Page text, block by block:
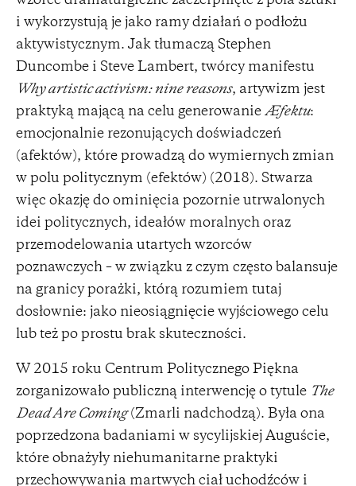
i wykorzystują je jako ramy działań o podłożu
aktywistycznym. Jak tłumaczą Stephen
Duncombe i Steve Lambert, twórcy manifestu
Why artistic activism: nine reasons, artywizm jest
praktyką mającą na celu generowanie Æfektu:
emocjonalnie rezonujących doświadczeń
(afektów), które prowadzą do wymiernych zmian
w polu politycznym (efektów) (2018). Stwarza
więc okazję do ominięcia pozornie utrwalonych
idei politycznych, ideałów moralnych oraz
przemodelowania utartych wzorców
poznawczych – w związku z czym często balansuje
na granicy porażki, którą rozumiem tutaj
dosłownie: jako nieosiągnięcie wyjściowego celu
lub też po prostu brak skuteczności.
W 2015 roku Centrum Politycznego Piękna
zorganizowało publiczną interwencję o tytule The
Dead Are Coming(Zmarli nadchodzą​​​)​​​​. Była ona
poprzedzona badaniami w sycylijskiej Auguście,
które obnażyły niehumanitarne praktyki
przechowywania martwych ciał uchodźców i